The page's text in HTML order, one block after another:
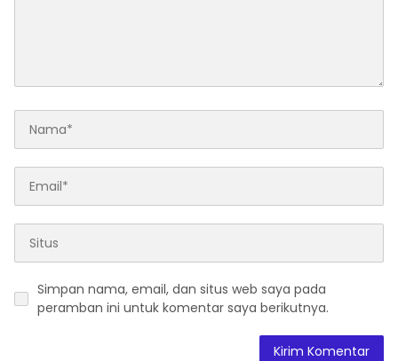
Simpan nama, email, dan situs web saya pada
peramban ini untuk komentar saya berikutnya.